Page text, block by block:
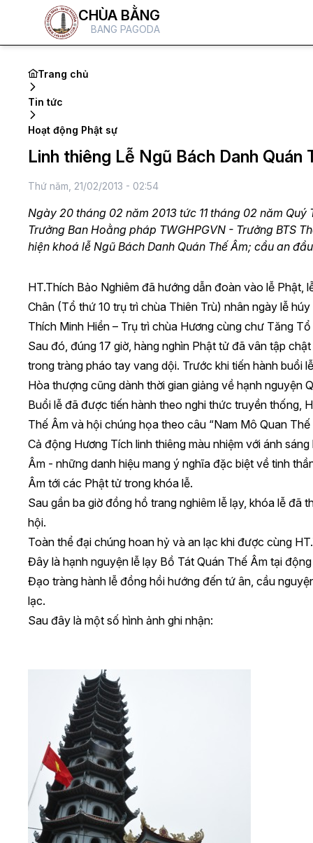
CHÙA BẰNG
BANG PAGODA
Trang chủ
Tin tức
Hoạt động Phật sự
Linh thiêng Lễ Ngũ Bách Danh
Thứ năm, 21/02/2013 - 02:54
Ngày 20 tháng 02 năm 2013 tức 11 tháng 02 năm
Trưởng Ban Hoằng pháp TWGHPGVN - Trưởng BTS
hiện khoá lễ Ngũ Bách Danh Quán Thế Âm; cầu an
HT.Thích Bảo Nghiêm đã hướng dẫn đoàn vào lễ
Chân (Tổ thứ 10 trụ trì chùa Thiên Trù) nhân ngày lễ
Thích Minh Hiền – Trụ trì chùa Hương cùng chư Tăng
Sau đó, đúng 17 giờ, hàng nghìn Phật tử đã vân tập
trong tràng pháo tay vang dội. Trước khi tiến hành buổi
Hòa thượng cũng dành thời gian giảng về hạnh nguyện
Buổi lễ đã được tiến hành theo nghi thức truyền thống,
Thế Âm và hội chúng họa theo câu “Nam Mô Quan Thế
Cả động Hương Tích linh thiêng màu nhiệm với ánh
Âm - những danh hiệu mang ý nghĩa đặc biệt về tinh
Âm tới các Phật tử trong khóa lễ.
Sau gần ba giờ đồng hồ trang nghiêm lễ lạy, khóa lễ
hội.
Toàn thể đại chúng hoan hỷ và an lạc khi được cùng
Đây là hạnh nguyện lễ lạy Bồ Tát Quán Thế Âm tại
Đạo tràng hành lễ đồng hồi hướng đến tứ ân, cầu
lạc.
Sau đây là một số hình ảnh ghi nhận: